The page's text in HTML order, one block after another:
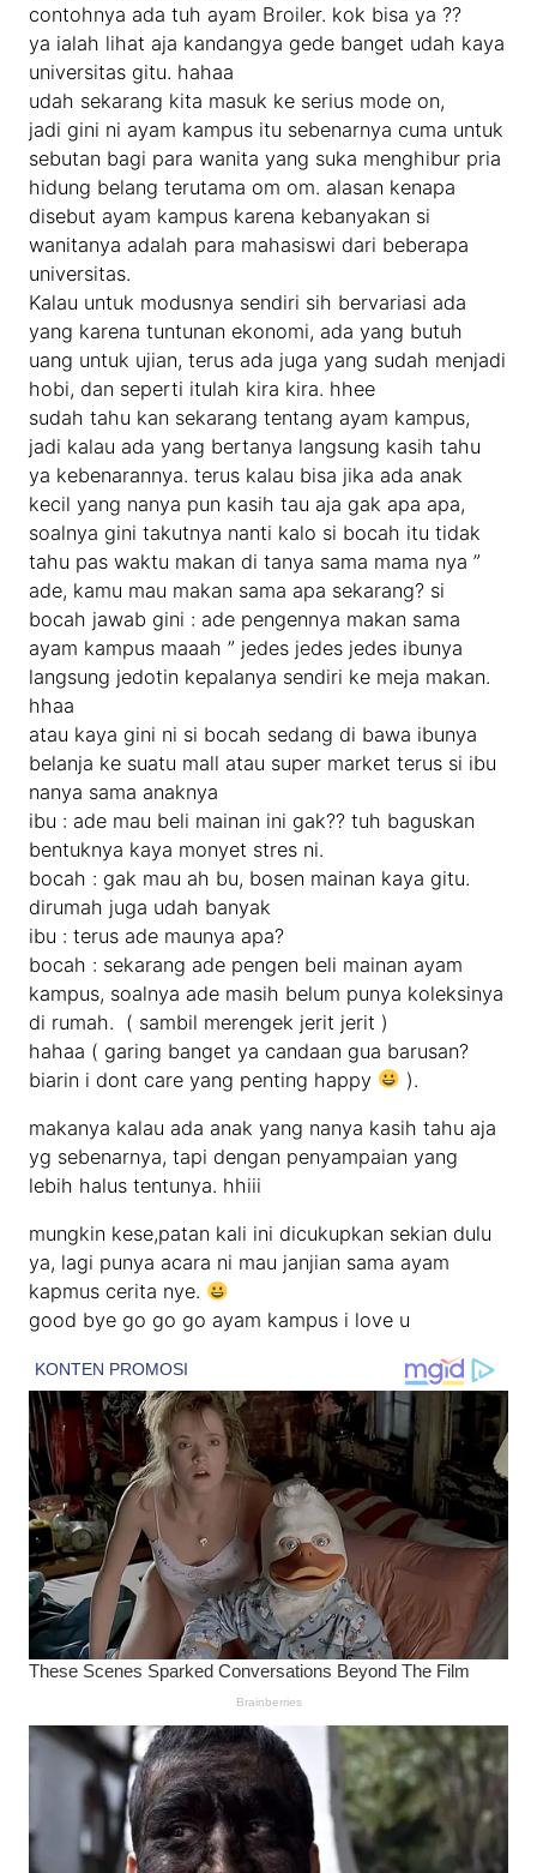
contohnya ada tuh ayam Broiler. kok bisa ya ??
ya ialah lihat aja kandangya gede banget udah kaya
universitas gitu. hahaa
udah sekarang kita masuk ke serius mode on,
jadi gini ni ayam kampus itu sebenarnya cuma untuk
sebutan bagi para wanita yang suka menghibur pria
hidung belang terutama om om. alasan kenapa
disebut ayam kampus karena kebanyakan si
wanitanya adalah para mahasiswi dari beberapa
universitas.
Kalau untuk modusnya sendiri sih bervariasi ada
yang karena tuntunan ekonomi, ada yang butuh
uang untuk ujian, terus ada juga yang sudah menjadi
hobi, dan seperti itulah kira kira. hhee
sudah tahu kan sekarang tentang ayam kampus,
jadi kalau ada yang bertanya langsung kasih tahu
ya kebenarannya. terus kalau bisa jika ada anak
kecil yang nanya pun kasih tau aja gak apa apa,
soalnya gini takutnya nanti kalo si bocah itu tidak
tahu pas waktu makan di tanya sama mama nya ”
ade, kamu mau makan sama apa sekarang? si
bocah jawab gini : ade pengennya makan sama
ayam kampus maaah ” jedes jedes jedes ibunya
langsung jedotin kepalanya sendiri ke meja makan.
hhaa
atau kaya gini ni si bocah sedang di bawa ibunya
belanja ke suatu mall atau super market terus si ibu
nanya sama anaknya
ibu : ade mau beli mainan ini gak?? tuh baguskan
bentuknya kaya monyet stres ni.
bocah : gak mau ah bu, bosen mainan kaya gitu.
dirumah juga udah banyak
ibu : terus ade maunya apa?
bocah : sekarang ade pengen beli mainan ayam
kampus, soalnya ade masih belum punya koleksinya
di rumah. ( sambil merengek jerit jerit )
hahaa ( garing banget ya candaan gua barusan?
biarin i dont care yang penting happy
).
makanya kalau ada anak yang nanya kasih tahu aja
yg sebenarnya, tapi dengan penyampaian yang
lebih halus tentunya. hhiii
mungkin kese,patan kali ini dicukupkan sekian dulu
ya, lagi punya acara ni mau janjian sama ayam
kapmus cerita nye.
good bye go go go ayam kampus i love u